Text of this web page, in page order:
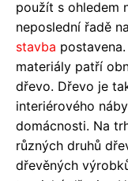
použít s ohledem
neposlední řadě
stavba
materiály patří
dřevo. Dřevo je
interiérového
domácnosti. Na
různých druhů
dřevěných